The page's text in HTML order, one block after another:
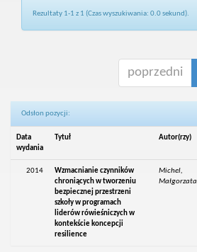
Rezultaty 1-1 z 1 (Czas wyszukiwania: 0.0 sekund).
poprzedni
Odsłon pozycji:
Data
wydania
Tytuł Autor(rzy)
2014
Wzmacnianie czynników
chroniących w tworzeniu
bezpiecznej przestrzeni
szkoły w programach
liderów rówieśniczych w
kontekście koncepcji
resilience
Michel,
Małgorzata